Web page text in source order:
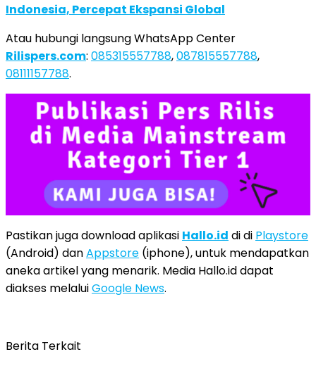
Indonesia, Percepat Ekspansi Global
Atau hubungi langsung WhatsApp Center
Rilispers.com: 085315557788,087815557788,
08111157788.
Pastikan juga download aplikasi Hallo.id di di Playstore
(Android) danAppstore (iphone), untuk mendapatkan
aneka artikel yang menarik. Media Hallo.id dapat
diakses melaluiGoogle News.
Berita Terkait